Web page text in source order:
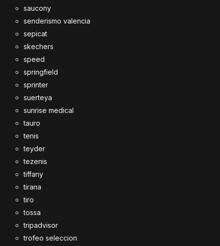
saucony
senderismo valencia
sepicat
skechers
speed
springfield
sprinter
suerteya
sunrise medical
tauro
tenis
teyder
tezenis
tiffany
tirana
tiro
tossa
tripadvisor
trofeo seleccion